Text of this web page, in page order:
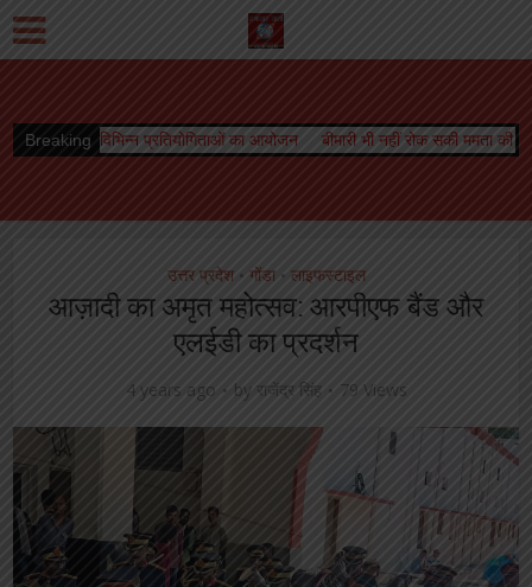
Breakingका आयोजन बीमारी भी नहीं रोक सकी ममता की धारा, जारी रहा स्तनपान
उत्तर प्रदेश • गोंडा • लाइफस्टाइल
आज़ादी का अमृत महोत्सव: आरपीएफ बैंड और
एलईडी का प्रदर्शन
4 years ago by राजेंद्र सिंह 79 Views